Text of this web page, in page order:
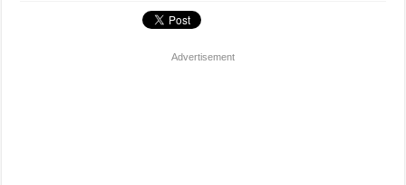
Advertisement